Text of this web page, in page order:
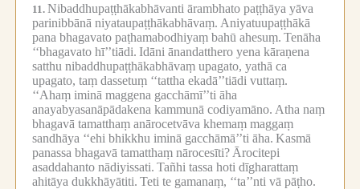
11. Nibaddhupaṭṭhākabhāvanti ārambhato paṭṭhāya yāva
parinibbānā niyataupaṭṭhākabhāvaṃ. Aniyatuupaṭṭhākā
pana bhagavato paṭhamabodhiyaṃ bahū ahesuṃ. Tenāha
‘‘bhagavato hī’’tiādi. Idāni ānandatthero yena kāraṇena
satthu nibaddhupaṭṭhākabhāvaṃ upagato, yathā ca
upagato, taṃ dassetuṃ ‘‘tattha ekadā’’tiādi vuttaṃ.
‘‘Ahaṃ iminā maggena gacchāmī’’ti āha
anayabyasanāpādakena kammunā codiyamāno. Atha naṃ
bhagavā tamatthaṃ anārocetvāva khemaṃ maggaṃ
sandhāya ‘‘ehi bhikkhu iminā gacchāmā’’ti āha. Kasmā
panassa bhagavā tamatthaṃ nārocesīti? Ārocitepi
asaddahanto nādiyissati. Tañhi tassa hoti dīgharattaṃ
ahitāya dukkhāyātiti. Teti te gamanaṃ, ‘‘ta’’nti vā pāṭho.